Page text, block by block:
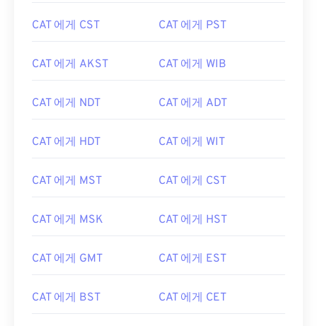
CAT 에게 CST CAT 에게 PST
CAT 에게 AKST CAT 에게 WIB
CAT 에게 NDT CAT 에게 ADT
CAT 에게 HDT CAT 에게 WIT
CAT 에게 MST CAT 에게 CST
CAT 에게 MSK CAT 에게 HST
CAT 에게 GMT CAT 에게 EST
CAT 에게 BST CAT 에게 CET